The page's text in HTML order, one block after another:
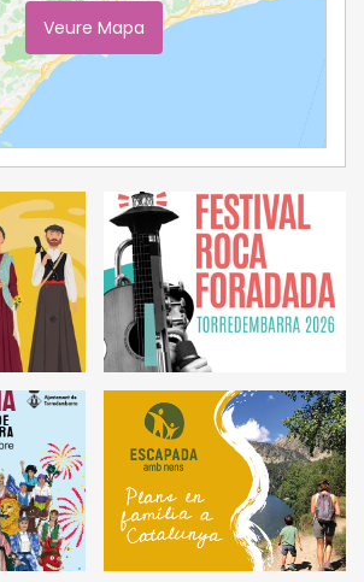
Veure Mapa